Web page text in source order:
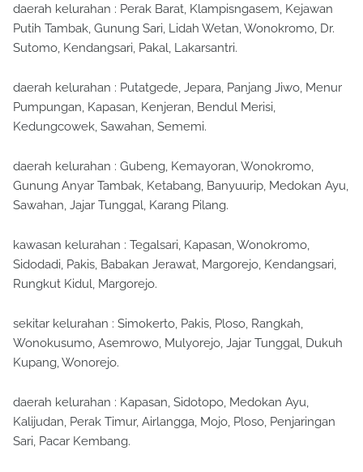
daerah kelurahan : Perak Barat, Klampisngasem, Kejawan
Putih Tambak, Gunung Sari, Lidah Wetan, Wonokromo, Dr.
Sutomo, Kendangsari, Pakal, Lakarsantri.
daerah kelurahan : Putatgede, Jepara, Panjang Jiwo, Menur
Pumpungan, Kapasan, Kenjeran, Bendul Merisi,
Kedungcowek, Sawahan, Sememi.
daerah kelurahan : Gubeng, Kemayoran, Wonokromo,
Gunung Anyar Tambak, Ketabang, Banyuurip, Medokan Ayu,
Sawahan, Jajar Tunggal, Karang Pilang.
kawasan kelurahan : Tegalsari, Kapasan, Wonokromo,
Sidodadi, Pakis, Babakan Jerawat, Margorejo, Kendangsari,
Rungkut Kidul, Margorejo.
sekitar kelurahan : Simokerto, Pakis, Ploso, Rangkah,
Wonokusumo, Asemrowo, Mulyorejo, Jajar Tunggal, Dukuh
Kupang, Wonorejo.
daerah kelurahan : Kapasan, Sidotopo, Medokan Ayu,
Kalijudan, Perak Timur, Airlangga, Mojo, Ploso, Penjaringan
Sari, Pacar Kembang.